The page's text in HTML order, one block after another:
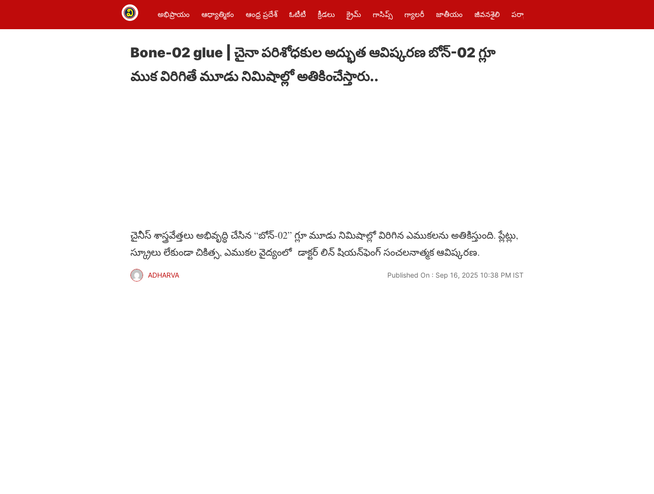
అభిప్రాయం ఆధ్యాత్మికం ఆంధ్ర ప్రదేశ్ ఓటీటీ క్రీడలు క్రైమ్‌ గాసిప్స్ గ్యాలరీ జాతీయం జీవనశైలి పర్యాటకం
Bone-02 glue | చైనా పరిశోధకుల అద్భుత ఆవిష్కరణ బోన్-02 గ్లూ
ముక విరిగితే మూడు నిమిషాల్లో అతికించేస్తారు..
చైనీస్ శాస్త్రవేత్తలు అభివృద్ధి చేసిన “బోన్-02” గ్లూ మూడు నిమిషాల్లో విరిగిన ఎముకలను అతికిస్తుంది. ప్లేట్లు,
స్క్రూలు లేకుండా చికిత్స, ఎముకల వైద్యంలో డాక్టర్​ లిన్​ షియన్​ఫెంగ్​ సంచలనాత్మక ఆవిష్కరణ.
ADHARVA Published On : Sep 16, 2025 10:38 PM IST